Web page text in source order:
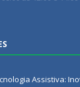
Assistiva: